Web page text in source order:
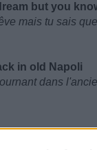
but you
mais tu sais
in old Napoli
dans